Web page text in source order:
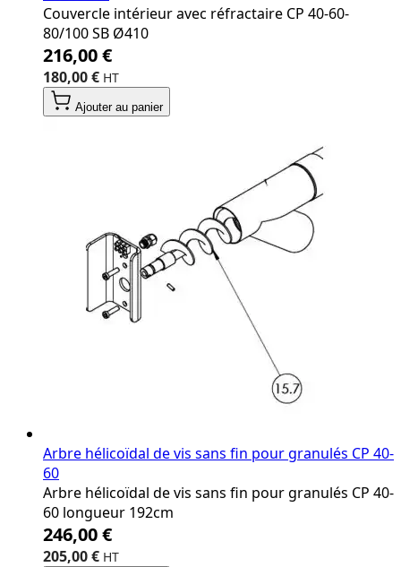
Couvercle intérieur avec réfractaire CP 40‐60‐
80/100 SB Ø410
216,00 €
180,00 €
Ajouter au panier
Arbre hélicoïdal de vis sans fin pour granulés CP 40‐
60
Arbre hélicoïdal de vis sans fin pour granulés CP 40‐
60 longueur 192cm
246,00 €
205,00 €